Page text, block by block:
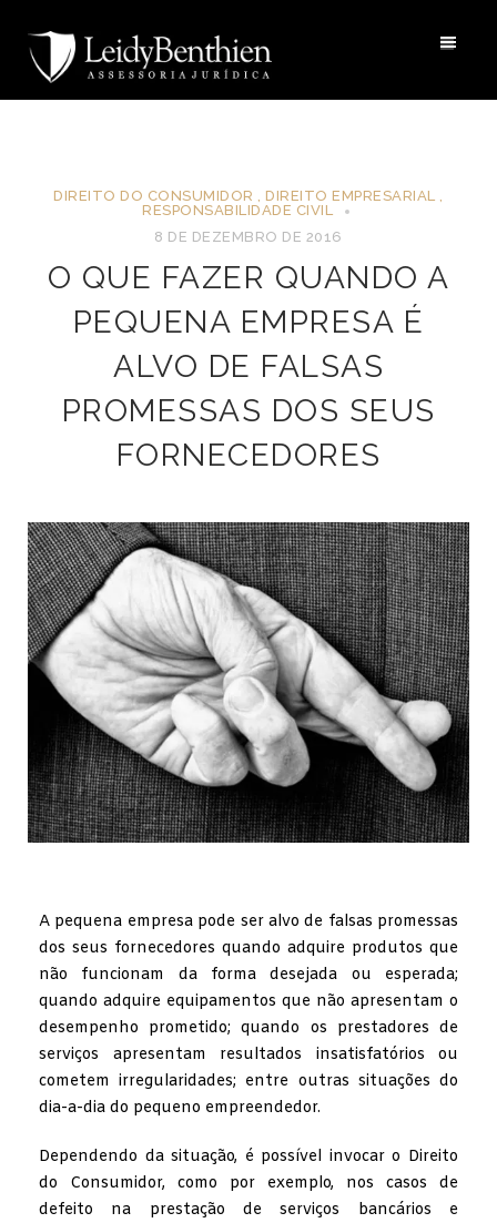
DIREITO DO CONSUMIDOR ,DIREITO EMPRESARIAL ,
RESPONSABILIDADE CIVIL
8 DE DEZEMBRO DE 2016
O QUE FAZER QUANDO A
PEQUENA EMPRESA É
ALVO DE FALSAS
PROMESSAS DOS SEUS
FORNECEDORES
A pequena empresa pode ser alvo de falsas promessas
dos seus fornecedores quando adquire produtos que
não funcionam da forma desejada ou esperada;
quando adquire equipamentos que não apresentam o
desempenho prometido; quando os prestadores de
serviços apresentam resultados insatisfatórios ou
cometem irregularidades; entre outras situações do
dia-a-dia do pequeno empreendedor.
Dependendo da situação, é possível invocar o Direito
do Consumidor, como por exemplo, nos casos de
defeito na prestação de serviços bancários e